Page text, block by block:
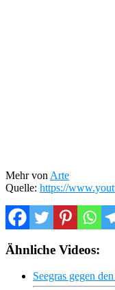
Mehr von Arte
Quelle: https://
Ähnliche Videos:
Seegras gegen